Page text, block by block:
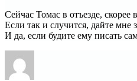
Сейчас Томас в отъезде,
Если так и случится, дайте мне
И да, если будите ему писать